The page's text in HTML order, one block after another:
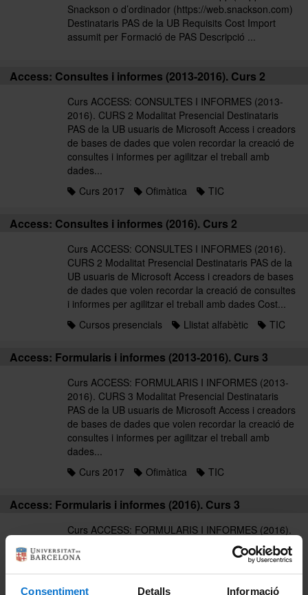
Consentiment Detalls Informació
Snackson o d’ordinador (https://web.snackson.com)
Destinataris PAS de la UB Requisits Cost Import
assumit per Formació de PAS Descripció ...
Access: Consultes i informes (2013-2016). Curs 2
Curs ACCESS: CONSULTES I INFORMES (2013-
2016). CURS 2 Modalitat Presencial Destinataris
PAS de la UB usuaris de Microsoft Access i creadors
de bases de dades que volen recordar la creació de
consultes i informes per agilitzar el treball amb
dades...
Curs 2017
Ofimàtica TIC
Access: Consultes i informes (2016). Curs 2
Curs ACCESS: CONSULTES I INFORMES (2016).
CURS 2 Modalitat Presencial Destinataris PAS de la
UB usuaris de Microsoft Access i creadors de bases
de dades que volen recordar la creació de consultes
i informes per agilitzar el treball amb dades Cost...
Cursos presencials
Llistat alfabètic TIC
Access: Formularis i informes (2013-2016). Curs 3
Curs ACCESS: FORMULARIS I INFORMES (2013-
2016). CURS 3 Modalitat Presencial Destinataris
PAS de la UB usuaris de Microsoft Access i creadors
de bases de dades que volen recordar la creació de
consultes i informes per agilitzar el treball amb
dades...
Curs 2017
Ofimàtica TIC
Access: Formularis i informes (2016). Curs 3
Curs ACCESS: FORMULARIS I INFORMES (2016).
CURS 3 Modalitat Presencial Destinataris PAS de la
UB usuaris de Microsoft Access i creadors de bases
de dades que volen recordar la creació de consultes
i informes per agilitzar el treball amb dades Cost...